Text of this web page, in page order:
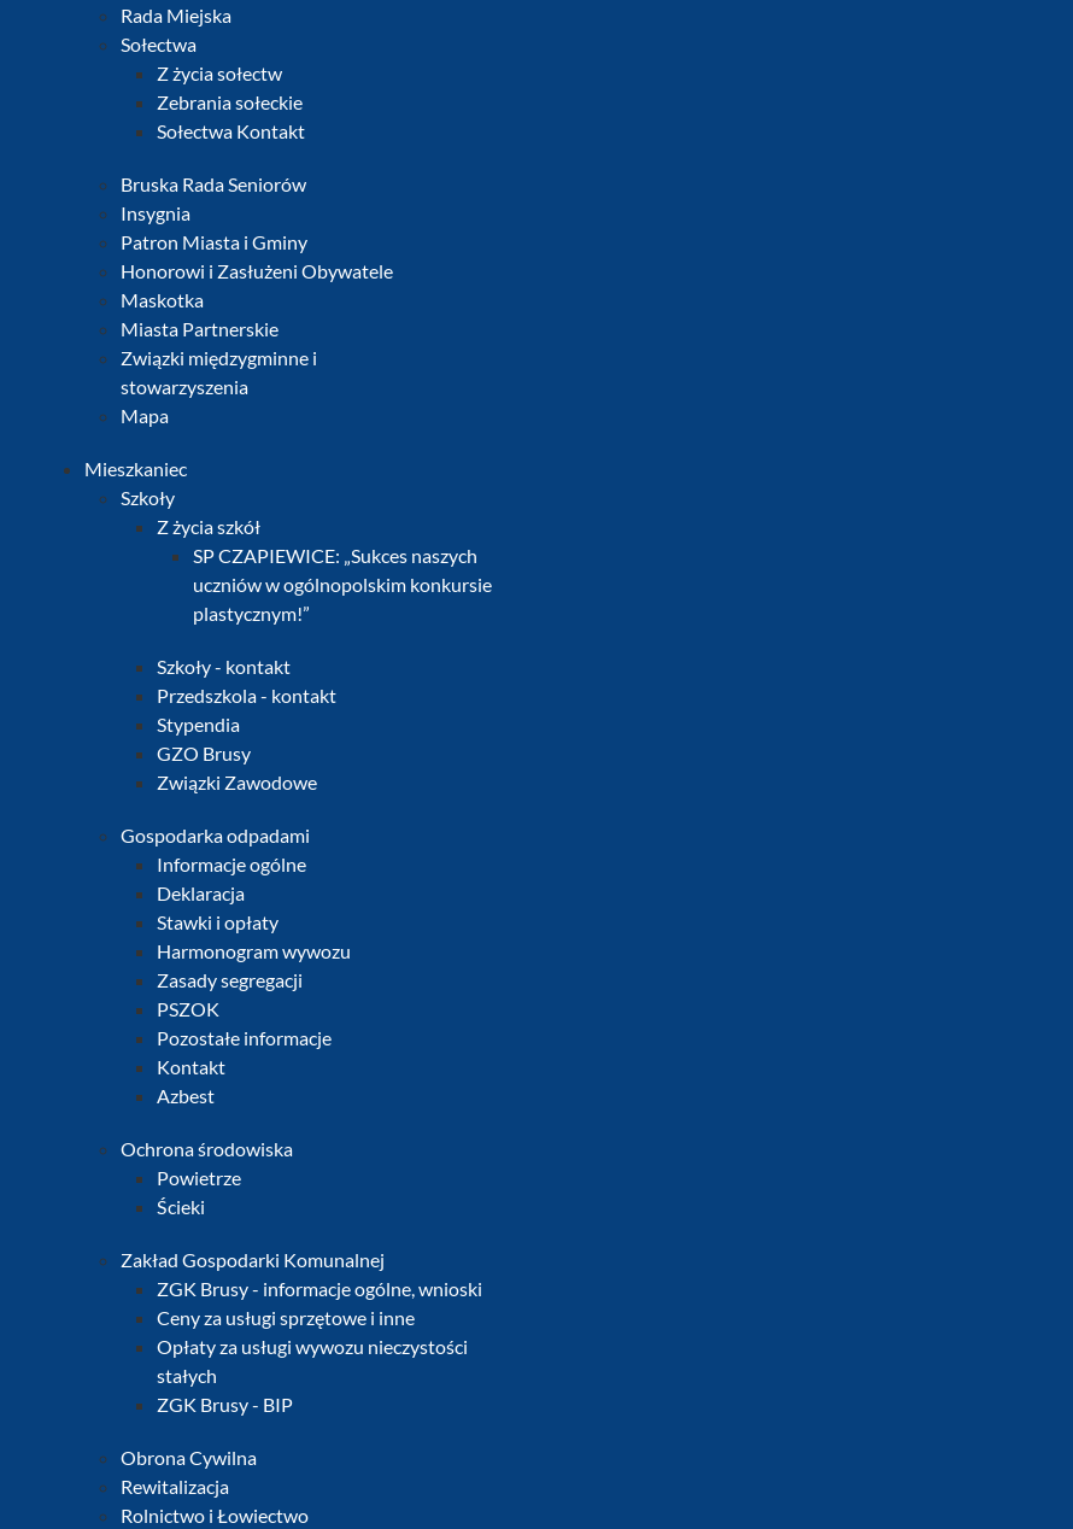
Rada Miejska
Sołectwa
Z życia sołectw
Zebrania sołeckie
Sołectwa Kontakt
Bruska Rada Seniorów
Insygnia
Patron Miasta i Gminy
Honorowi i Zasłużeni Obywatele
Maskotka
Miasta Partnerskie
Związki międzygminne i
stowarzyszenia
Mapa
Mieszkaniec
Szkoły
Z życia szkół
SP CZAPIEWICE: „Sukces naszych
uczniów w ogólnopolskim konkursie
plastycznym!”
Szkoły - kontakt
Przedszkola - kontakt
Stypendia
GZO Brusy
Związki Zawodowe
Gospodarka odpadami
Informacje ogólne
Deklaracja
Stawki i opłaty
Harmonogram wywozu
Zasady segregacji
PSZOK
Pozostałe informacje
Kontakt
Azbest
Ochrona środowiska
Powietrze
Ścieki
Zakład Gospodarki Komunalnej
ZGK Brusy - informacje ogólne, wnioski
Ceny za usługi sprzętowe i inne
Opłaty za usługi wywozu nieczystości
stałych
ZGK Brusy - BIP
Obrona Cywilna
Rewitalizacja
Rolnictwo i Łowiectwo